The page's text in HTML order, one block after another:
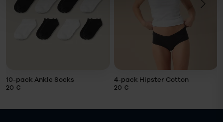
10-pack Ankle Socks
20 €
LÄGG I
VARUKORG
4-pack Hipster Cotton
20 €